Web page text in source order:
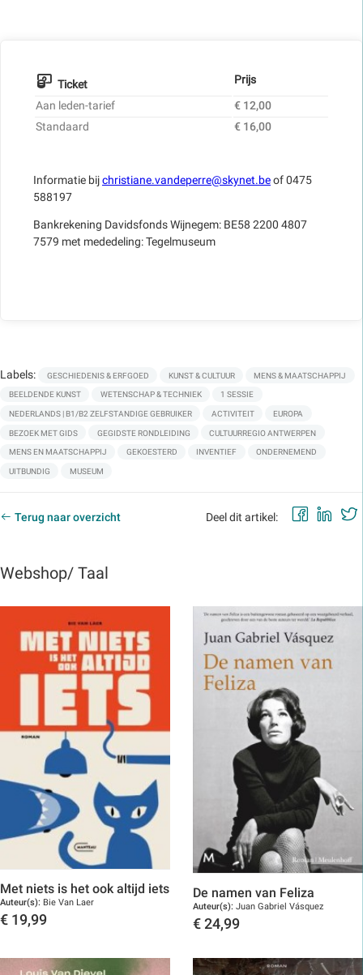
Ticket
Prijs
Aan leden-tarief
€ 12,00
Standaard
€ 16,00
Informatie bijchristiane.vandeperre@skynet.beof 0475
588197
Bankrekening Davidsfonds Wijnegem: BE58 2200 4807
7579 met mededeling: Tegelmuseum
Labels: GESCHIEDENIS & ERFGOED KUNST & CULTUUR MENS & MAATSCHAPPIJ
BEELDENDE KUNST WETENSCHAP & TECHNIEK 1 SESSIE
NEDERLANDS | B1/B2 ZELFSTANDIGE GEBRUIKER ACTIVITEIT EUROPA
BEZOEK MET GIDS GEGIDSTE RONDLEIDING CULTUURREGIO ANTWERPEN
MENS EN MAATSCHAPPIJ GEKOESTERD INVENTIEF ONDERNEMEND
UITBUNDIG MUSEUM
Terug naar overzicht Deel dit artikel:
Webshop/ Taal
Met niets is het ook altijd iets
Auteur(s): Bie Van Laer
€ 19,99
De namen van Feliza
Auteur(s): Juan Gabriel Vásquez
€ 24,99